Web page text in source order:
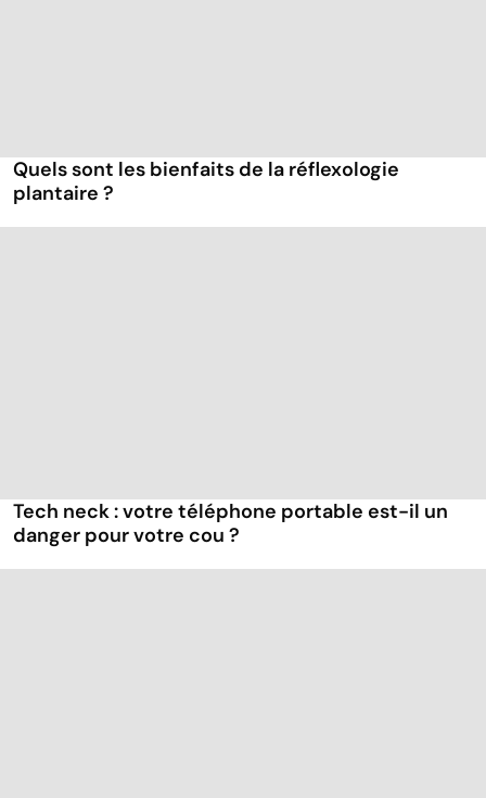
Quels sont les bienfaits de la réflexologie
plantaire ?
Tech neck : votre téléphone portable est-il un
danger pour votre cou ?